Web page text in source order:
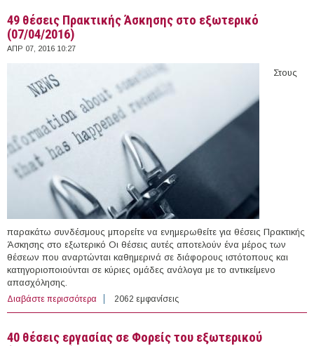
49 θέσεις Πρακτικής Άσκησης στο εξωτερικό
(07/04/2016)
ΑΠΡ 07, 2016 10:27
Στους
παρακάτω συνδέσμους μπορείτε να ενημερωθείτε για θέσεις Πρακτικής
Άσκησης στο εξωτερικό Οι θέσεις αυτές αποτελούν ένα μέρος των
θέσεων που αναρτώνται καθημερινά σε διάφορους ιστότοπους και
κατηγοριοποιούνται σε κύριες ομάδες ανάλογα με το αντικείμενο
απασχόλησης.
Διαβάστε περισσότερα για 49 θέσεις Πρακτικής Άσκησης στο εξωτερικό
(07/04/2016)
2062 εμφανίσεις
40 θέσεις εργασίας σε Φορείς του εξωτερικού